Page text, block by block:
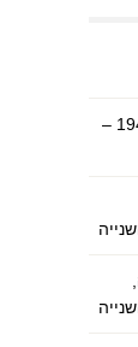
מלחמת האזרחים ביוון 1946-1949 –